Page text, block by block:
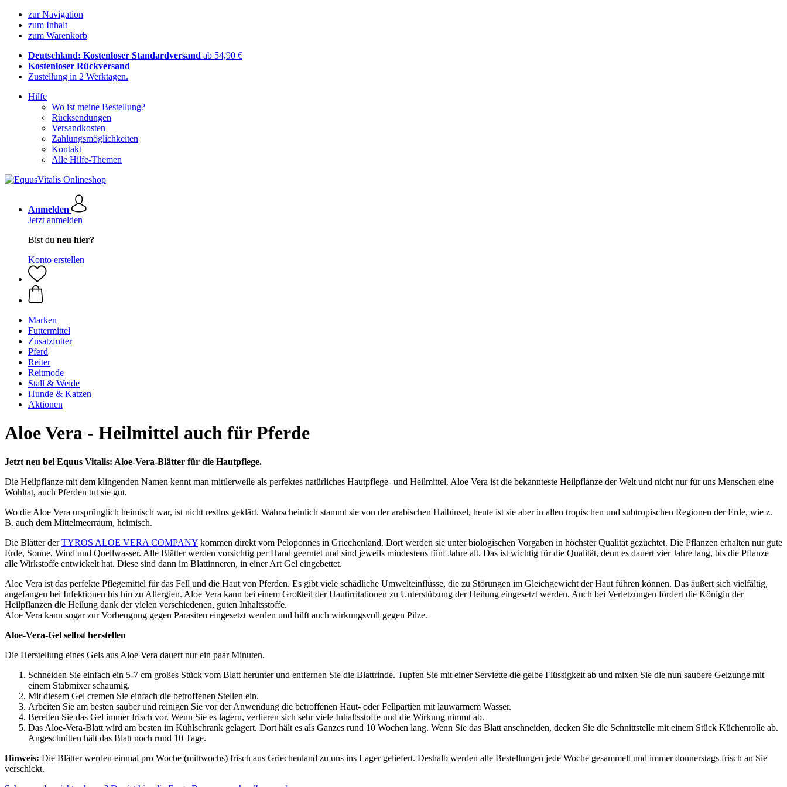
zur Navigation
zum Inhalt
zum Warenkorb
Deutschland: Kostenloser Standardversand ab 54,90 €
Kostenloser Rückversand
Zustellung in 2 Werktagen.
Hilfe
Wo ist meine Bestellung?
Rücksendungen
Versandkosten
Zahlungsmöglichkeiten
Kontakt
Alle Hilfe-Themen
Anmelden
Jetzt anmelden
Bist du neu hier?
Konto erstellen
Marken
Futtermittel
Zusatzfutter
Pferd
Reiter
Reitmode
Stall & Weide
Hunde & Katzen
Aktionen
Aloe Vera - Heilmittel auch für Pferde
Jetzt neu bei Equus Vitalis: Aloe-Vera-Blätter für die Hautpflege.
Die Heilpflanze mit dem klingenden Namen kennt man mittlerweile als perfektes natürliches Hautpflege- und Heilmittel. Aloe Vera ist die bekannteste Heilpflanze der Welt und nicht nur für uns Menschen eine
Wohltat, auch Pferden tut sie gut.
Wo die Aloe Vera ursprünglich heimisch war, ist nicht restlos geklärt. Wahrscheinlich stammt sie von der arabischen Halbinsel, heute ist sie aber in allen tropischen und subtropischen Regionen der Erde, wie z.
B. auch dem Mittelmeerraum, heimisch.
Die Blätter derTYROS ALOE VERA COMPANY kommen direkt vom Peloponnes in Griechenland. Dort werden sie unter biologischen Vorgaben in höchster Qualität gezüchtet. Die Pflanzen erhalten nur gute
Erde, Sonne, Wind und Quellwasser. Alle Blätter werden vorsichtig per Hand geerntet und sind jeweils mindestens fünf Jahre alt. Das ist wichtig für die Qualität, denn es dauert vier Jahre lang, bis die Pflanze
alle Wirkstoffe entwickelt hat. Diese sind dann im Blattinneren, in einer Art Gel eingebettet.
Aloe Vera ist das perfekte Pflegemittel für das Fell und die Haut von Pferden. Es gibt viele schädliche Umwelteinflüsse, die zu Störungen im Gleichgewicht der Haut führen können. Das äußert sich vielfältig,
angefangen bei Infektionen bis hin zu Allergien. Aloe Vera kann bei einem Großteil der Hautirritationen zu Unterstützung der Heilung eingesetzt werden. Auch bei Verletzungen fördert die Königin der
Heilpflanzen die Heilung dank der vielen verschiedenen, guten Inhaltsstoffe.
Aloe Vera kann sogar zur Vorbeugung gegen Parasiten eingesetzt werden und hilft auch wirkungsvoll gegen Pilze.
Aloe-Vera-Gel selbst herstellen
Die Herstellung eines Gels aus Aloe Vera dauert nur ein paar Minuten.
Schneiden Sie einfach ein 5-7 cm großes Stück vom Blatt herunter und entfernen Sie die Blattrinde. Tupfen Sie mit einer Serviette die gelbe Flüssigkeit ab und mixen Sie die nun saubere Gelzunge mit
einem Stabmixer schaumig.
Mit diesem Gel cremen Sie einfach die betroffenen Stellen ein.
Arbeiten Sie am besten sauber und reinigen Sie vor der Anwendung die betroffenen Haut- oder Fellpartien mit lauwarmem Wasser.
Bereiten Sie das Gel immer frisch vor. Wenn Sie es lagern, verlieren sich sehr viele Inhaltsstoffe und die Wirkung nimmt ab.
Das Aloe-Vera-Blatt wird am besten im Kühlschrank gelagert. Dort hält es als Ganzes rund 10 Wochen lang. Wenn Sie das Blatt anschneiden, decken Sie die Schnittstelle mit einem Stück Küchenrolle ab.
Angeschnitten hält das Blatt noch rund 10 Tage.
Hinweis: Die Blätter werden einmal pro Woche (mittwochs) frisch aus Griechenland zu uns ins Lager geliefert. Deshalb werden alle Bestellungen jede Woche gesammelt und immer donnerstags frisch an Sie
verschickt.